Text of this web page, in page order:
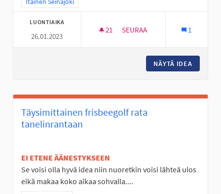
LUONTIAIKA
26.01.2023
21 21 SEURAAJAA
SEURAA 1
NÄYTÄ IDEA
Täysimittainen frisbeegolf rata
tanelinrantaan
EI ETENE ÄÄNESTYKSEEN
Se voisi olla hyvä idea niin nuoretkin voisi lähteä ulos
eikä makaa koko aikaa sohvalla....